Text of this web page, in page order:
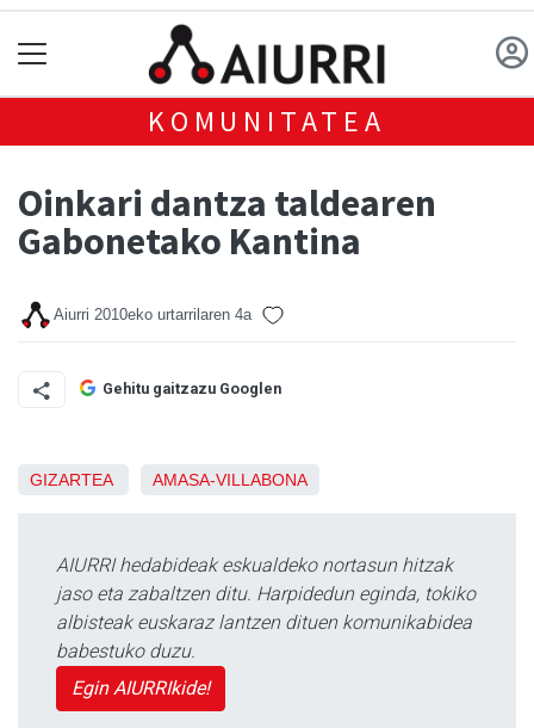
KOMUNITATEA
Oinkari dantza taldearen
Gabonetako Kantina
Aiurri 2010eko urtarrilaren 4a
Gehitu gaitzazu Googlen
GIZARTEA AMASA-VILLABONA
AIURRI hedabideak eskualdeko nortasun hitzak
jaso eta zabaltzen ditu. Harpidedun eginda, tokiko
albisteak euskaraz lantzen dituen komunikabidea
babestuko duzu.
Egin AIURRIkide!